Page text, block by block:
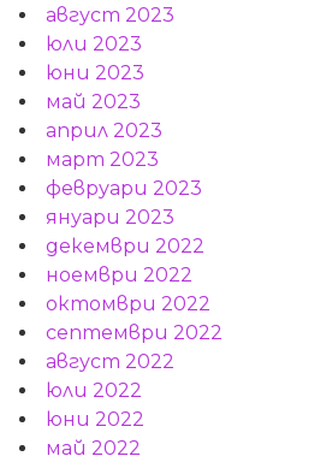
август 2023
юли 2023
юни 2023
май 2023
април 2023
март 2023
февруари 2023
януари 2023
декември 2022
ноември 2022
октомври 2022
септември 2022
август 2022
юли 2022
юни 2022
май 2022